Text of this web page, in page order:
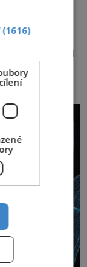
když v
obsluhoval
nemohli
tehdy kávou,
(1616)
cílení